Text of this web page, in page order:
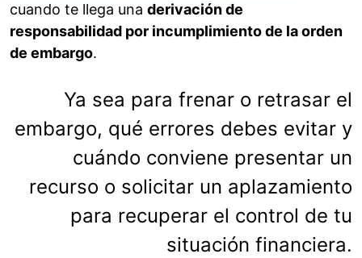
cuando te llega una derivación de
responsabilidad por incumplimiento de la orden
de embargo.
Ya sea para frenar o retrasar el
embargo, qué errores debes evitar y
cuándo conviene presentar un
recurso o solicitar un aplazamiento
para recuperar el control de tu
situación financiera.